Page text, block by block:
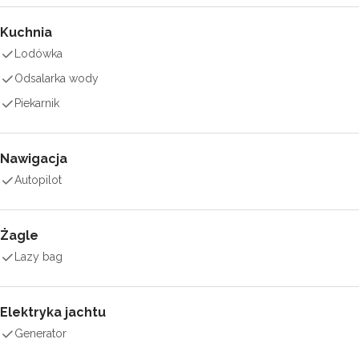
Kuchnia
Lodówka
Odsalarka wody
Piekarnik
Nawigacja
Autopilot
Żagle
Lazy bag
Elektryka jachtu
Generator